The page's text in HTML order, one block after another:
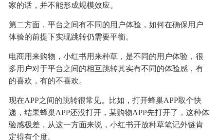
家的话，并不能形成规模效应。
第二方面，平台之间有不同的用户体验，如何在确保用户
体验的前提下实现跳转仍需要平衡。
电商用来购物，小红书用来种草，是不同的用户体验，很
多用户对于平台之间的相互跳转其实有不同的体验感，有
的喜欢，有的不喜欢。
现在APP之间的跳转很常见。比如，打开蜂巢APP取个快
递，结果蜂巢APP还没打开，某购物APP先打开了，这种体
验感极差，从这一方面来说，小红书开放种草笔记外链肯
定得有个度。